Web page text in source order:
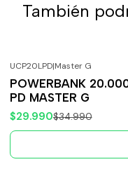
También
Agotado
UCP20LPD|Master G
POWERBANK
PD MASTER G
$29.990$34.990